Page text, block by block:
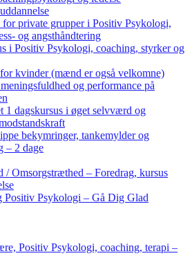
for private grupper i Positiv Psykologi,
og angsthåndtering
i Positiv Psykologi, coaching, styrker og
kvinder (mænd er også velkomne)
og performance på
1 dagskursus i øget selvværd og
bekymringer, tankemylder og
– 2 dage
/ Omsorgstræthed – Foredrag, kursus
Positiv Psykologi – Gå Dig Glad
Positiv Psykologi, coaching, terapi –